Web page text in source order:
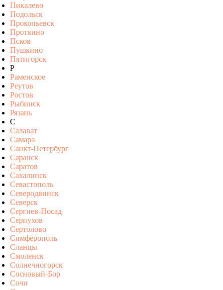
Пикалево
Подольск
Прокопьевск
Протвино
Псков
Пушкино
Пятигорск
Р
Раменское
Реутов
Ростов
Рыбинск
Рязань
С
Салават
Самара
Санкт-Петербург
Саранск
Саратов
Сахалинск
Севастополь
Северодвинск
Северск
Сергиев-Посад
Серпухов
Сертолово
Симферополь
Сланцы
Смоленск
Солнечногорск
Сосновый-Бор
Сочи